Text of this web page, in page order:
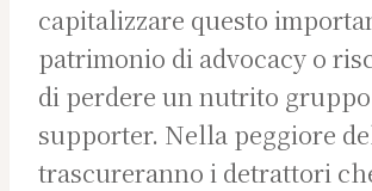
capitalizzare questo
patrimonio di advocacy o
di perdere un nutrito
supporter. Nella peggiore
trascureranno i detrattori